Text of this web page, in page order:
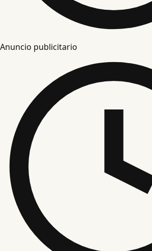
Anuncio publicitario